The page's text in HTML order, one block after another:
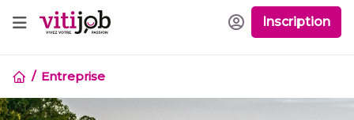
Inscription
Entreprise